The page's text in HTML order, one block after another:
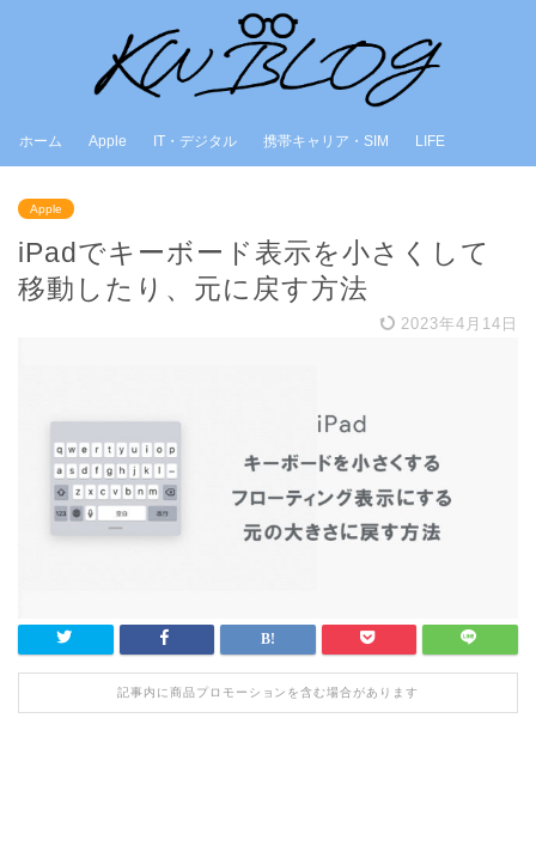
ホーム Apple IT・デジタル 携帯キャリア・SIM LIFE
Apple
iPadでキーボード表示を小さくして
移動したり、元に戻す方法
2023年4月14日
記事内に商品プロモーションを含む場合があります